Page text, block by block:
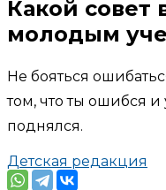
Какой совет
молодым
Не бояться
том, что ты ошибся и
поднялся.
Детская редакция